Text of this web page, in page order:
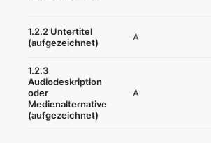
1.2.2 Untertitel
(aufgezeichnet)
A
1.2.3
Audiodeskription
oder
Medienalternative
(aufgezeichnet)
A